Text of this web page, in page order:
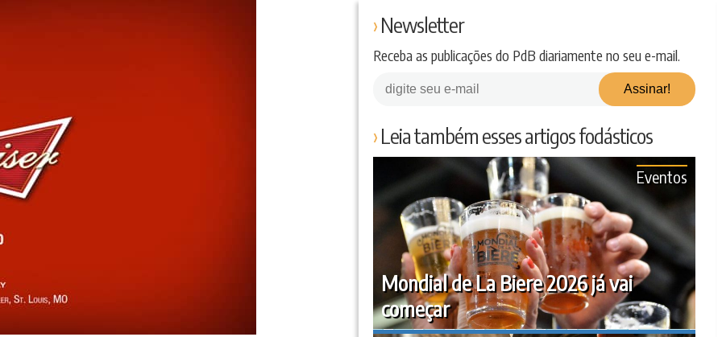
Newsletter
Receba as publicações do PdB diariamente no seu e-mail.
Leia também esses artigos fodásticos
Mondial de La Biere 2026 já vai
começar
Eventos